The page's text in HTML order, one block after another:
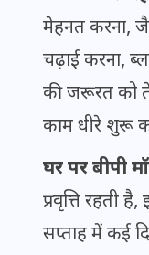
मेहनत करना,
चढ़ाई करना,
की जरूरत को
काम धीरे शुरू
घर पर बीपी
प्रवृत्ति रहती
सप्ताह में कई